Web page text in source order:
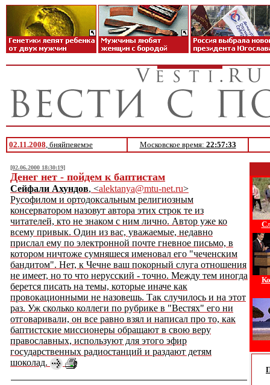
02.11.2008, бняйпеяемэе Московское время: 22:57:33
[02.06.2000 18:30:19]
Денег нет - пойдем к баптистам
Сейфали Ахундов, <alektanya@mtu-net.ru>
Русофилом и ортодоксальным религиозным
консерватором назовут автора этих строк те из
читателей, кто не знаком с ним лично. Автор уже ко
всему привык. Один из вас, уважаемые, недавно
прислал ему по электронной почте гневное письмо, в
котором ничтоже сумняшеся именовал его "чеченским
бандитом". Нет, к Чечне ваш покорный слуга отношения
не имеет, но то что нерусский - точно. Между тем иногда
берется писать на темы, которые иначе как
провокационными не назовешь. Так случилось и на этот
раз. Уж сколько коллеги по рубрике в "Вестях" его ни
отговаривали, он все равно взял и написал про то, как
баптистские миссионеры обращают в свою веру
православных, используют для этого эфир
государственных радиостанций и раздают детям
шоколад.